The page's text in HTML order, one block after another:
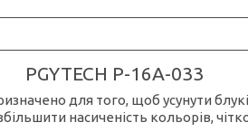
PGYTECH P-16A-033
для того, щоб усунути
насиченість кольорів,